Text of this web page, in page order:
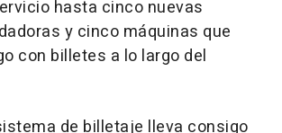
hasta cinco nuevas
y cinco máquinas que
con billetes a lo largo del
de billetaje lleva consigo